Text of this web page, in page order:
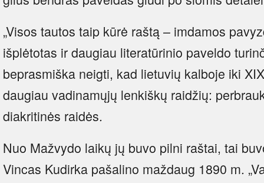
„Visos tautos taip kūrė raštą – imdamos
išplėtotas ir daugiau literatūrinio paveldo
beprasmiška neigti, kad lietuvių kalboje iki
daugiau vadinamųjų lenkiškų raidžių:
diakritinės raidės.
Nuo Mažvydo laikų jų buvo pilni raštai, tai
Vincas Kudirka pašalino maždaug 1890 m.